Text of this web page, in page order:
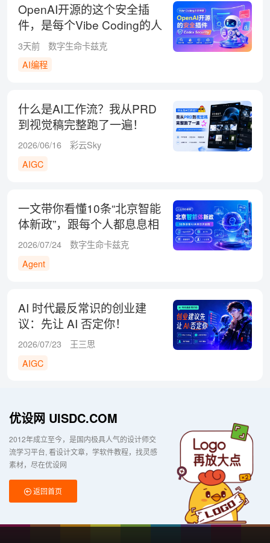
OpenAI开源的这个安全插
件，是每个Vibe Coding的人
都必装的神器
3天前
数字生命卡兹克
AI编程
什么是AI工作流？我从PRD
到视觉稿完整跑了一遍！
2026/06/16
彩云Sky
AIGC
一文带你看懂10条“北京智能
体新政”，跟每个人都息息相
关！
2026/07/24
数字生命卡兹克
Agent
AI 时代最反常识的创业建
议：先让 AI 否定你！
2026/07/23
王三思
AIGC
优设网 UISDC.COM
2012年成立至今，是国内极具人气的设计师交
流学习平台 看设计文章，学软件教程，找灵感
素材，尽在优设网
返回首页